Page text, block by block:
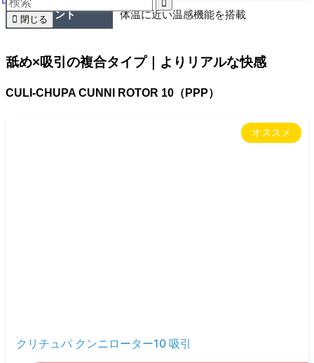
特徴ポイント 体温に近い温感機能を搭載
舐め×吸引の複合タイプ｜よりリアルな快感
CULI-CHUPA CUNNI ROTOR 10（PPP）
オススメ
クリチュパ クンニローター10 吸引
閉じる